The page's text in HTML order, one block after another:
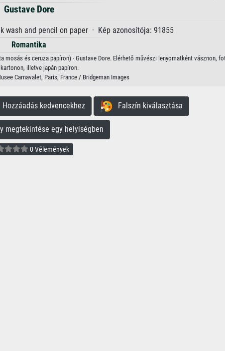
Gustave Dore
wash and pencil on paper · Kép azonosítója: 91855
Romantika
és ceruza papíron) · Gustave Dore. Elérhető művészi lenyomatként vásznon,
illetve japán papíron.
Carnavalet, Paris, France / Bridgeman Images
kedvencekhez Falszín kiválasztása
megtekintése egy helyiségben
0 Vélemények